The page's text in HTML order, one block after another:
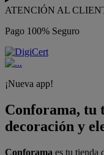
ATENCIÓN AL
Pago 100% Seguro
¡Nueva app!
Conforama, tu
decoración y
Conforama es tu tienda